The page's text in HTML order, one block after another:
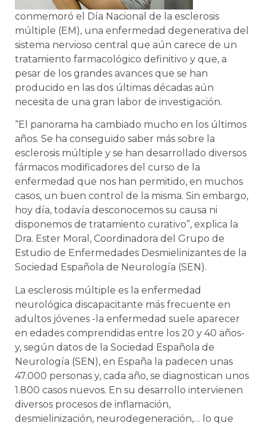
conmemoró el Día Nacional de la esclerosis
múltiple (EM), una enfermedad degenerativa del
sistema nervioso central que aún carece de un
tratamiento farmacológico definitivo y que, a
pesar de los grandes avances que se han
producido en las dos últimas décadas aún
necesita de una gran labor de investigación.
“El panorama ha cambiado mucho en los últimos
años. Se ha conseguido saber más sobre la
esclerosis múltiple y se han desarrollado diversos
fármacos modificadores del curso de la
enfermedad que nos han permitido, en muchos
casos, un buen control de la misma. Sin embargo,
hoy día, todavía desconocemos su causa ni
disponemos de tratamiento curativo”, explica la
Dra. Ester Moral, Coordinadora del Grupo de
Estudio de Enfermedades Desmielinizantes de la
Sociedad Española de Neurología (SEN).
La esclerosis múltiple es la enfermedad
neurológica discapacitante más frecuente en
adultos jóvenes -la enfermedad suele aparecer
en edades comprendidas entre los 20 y 40 años-
y, según datos de la Sociedad Española de
Neurología (SEN), en España la padecen unas
47.000 personas y, cada año, se diagnostican unos
1.800 casos nuevos. En su desarrollo intervienen
diversos procesos de inflamación,
desmielinización, neurodegeneración,… lo que